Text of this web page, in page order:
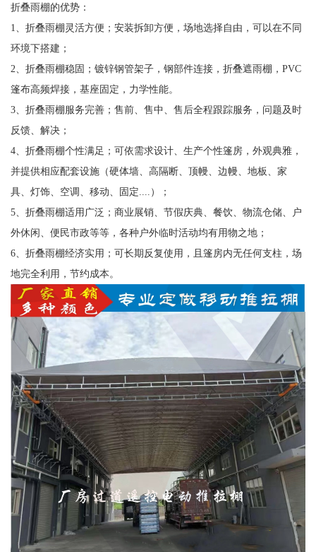
折叠雨棚的优势：
1、折叠雨棚灵活方便；安装拆卸方便，场地选择自由，可以在不同
环境下搭建；
2、折叠雨棚稳固；镀锌钢管架子，钢部件连接，折叠遮雨棚，PVC
篷布高频焊接，基座固定，力学性能。
3、折叠雨棚服务完善；售前、售中、售后全程跟踪服务，问题及时
反馈、解决；
4、折叠雨棚个性满足；可依需求设计、生产个性篷房，外观典雅，
并提供相应配套设施（硬体墙、高隔断、顶幔、边幔、地板、家
具、灯饰、空调、移动、固定....）；
5、折叠雨棚适用广泛；商业展销、节假庆典、餐饮、物流仓储、户
外休闲、便民市政等等，各种户外临时活动均有用物之地；
6、折叠雨棚经济实用；可长期反复使用，且篷房内无任何支柱，场
地完全利用，节约成本。